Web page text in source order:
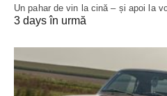
Un pahar de vin la cină – și apoi la
3 days în urmă